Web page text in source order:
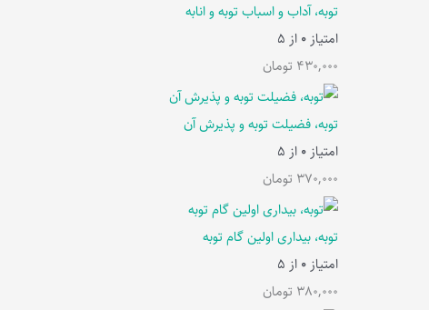
توبه، آداب و اسباب توبه و انابه
امتیاز 0 از 5
430,000 تومان
توبه، فضیلت توبه و پذیرش آن
امتیاز 0 از 5
370,000 تومان
توبه، بیداری اولین گام توبه
امتیاز 0 از 5
380,000 تومان